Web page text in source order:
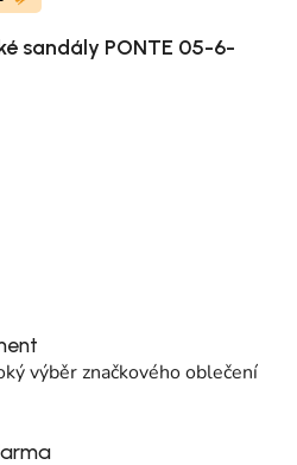
sandály PONTE 05-6-
výběr značkového oblečení